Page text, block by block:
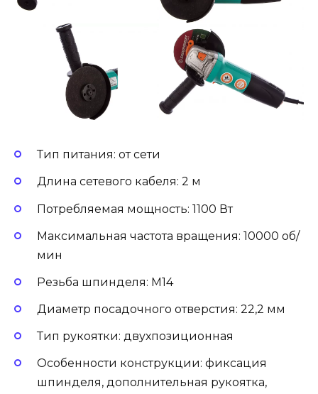
Тип питания: от сети
Длина сетевого кабеля: 2 м
Потребляемая мощность: 1100 Вт
Максимальная частота вращения: 10000 об/
мин
Резьба шпинделя: М14
Диаметр посадочного отверстия: 22,2 мм
Тип рукоятки: двухпозиционная
Особенности конструкции: фиксация
шпинделя, дополнительная рукоятка,